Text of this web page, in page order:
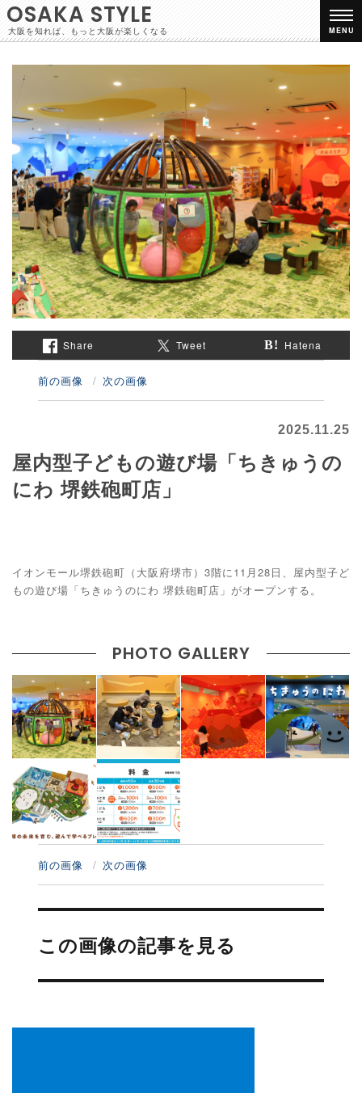
OSAKA STYLE
大阪を知れば、もっと大阪が楽しくなる MENU
Share Tweet Hatena
前の画像 次の画像
2025.11.25
屋内型子どもの遊び場「ちきゅうの
にわ 堺鉄砲町店」
イオンモール堺鉄砲町（大阪府堺市）3階に11月28日、屋内型子ど
もの遊び場「ちきゅうのにわ 堺鉄砲町店」がオープンする。
PHOTO GALLERY
前の画像 次の画像
投
ナ
ビ
ー
この画像の記事を見る